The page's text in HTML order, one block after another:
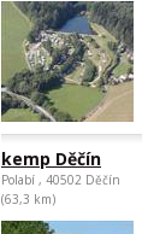
kemp Děčín
Polabí , 40502 Děčín
(63,3 km)